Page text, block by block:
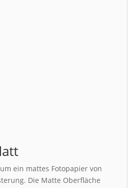
ein mattes Fotopapier von
Die Matte Oberfläche